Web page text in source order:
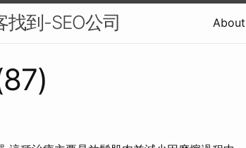
找到-SEO公司 About